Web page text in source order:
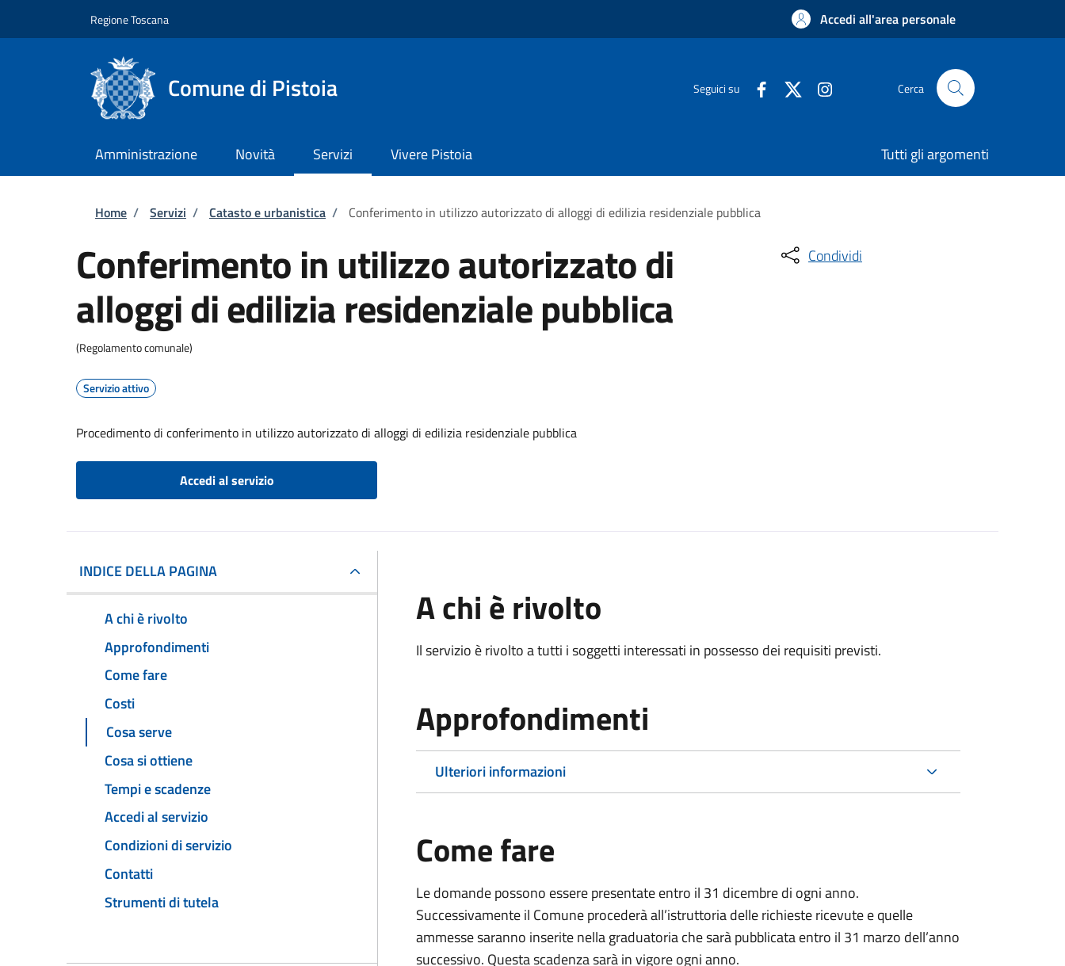
Regione Toscana Accedi all'area personale
Comune di Pistoia Seguici su Cerca
Amministrazione Novità Servizi Vivere Pistoia Tutti gli argomenti
Briciole di pane
Home / Servizi / Catasto e urbanistica / Conferimento in utilizzo autorizzato di alloggi di edilizia residenziale pubblica
Conferimento in utilizzo autorizzato di
alloggi di edilizia residenziale pubblica
(Regolamento comunale)
Servizio attivo
Procedimento di conferimento in utilizzo autorizzato di alloggi di edilizia residenziale pubblica
Accedi al servizio
Condividi
INDICE DELLA PAGINA
A chi è rivolto
Approfondimenti
Come fare
Costi
Cosa serve
Cosa si ottiene
Tempi e scadenze
Accedi al servizio
Condizioni di servizio
Contatti
Strumenti di tutela
A chi è rivolto
Il servizio è rivolto a tutti i soggetti interessati in possesso dei requisiti previsti.
Approfondimenti
Ulteriori informazioni
Come fare
Le domande possono essere presentate entro il 31 dicembre di ogni anno.
Successivamente il Comune procederà all’istruttoria delle richieste ricevute e quelle
ammesse saranno inserite nella graduatoria che sarà pubblicata entro il 31 marzo dell’anno
successivo. Questa scadenza sarà in vigore ogni anno.